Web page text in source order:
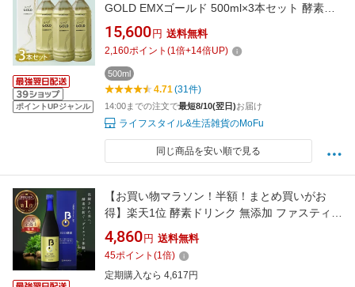
ポイントUPジャンル
GOLD EMXゴールド 500ml×3本セット 酵素ド
リンク EM生活
15,600 円 送料無料
2,160ポイント (1倍+14倍UP)
500ml
4.71(31件)
14:00までの注文で最短8/10(翌日)お届け
ライフスタイル&生活雑貨のMoFu
同じ商品を安い順で見る
【お買い物マラソン！半額！まとめ買いがお
得】楽天1位 酵素ドリンク 無添加 ファスティン
グ ダイエット 名医のチョイス 管理栄養士監修
ファスティングガイド付 BIO酵素 720ml | 酵素
ドリンク 断食 置き換え 酵素 ダイエットドリン
ク 国産
4,860 円 送料無料
45ポイント (1倍)
定期購入なら 4,617円